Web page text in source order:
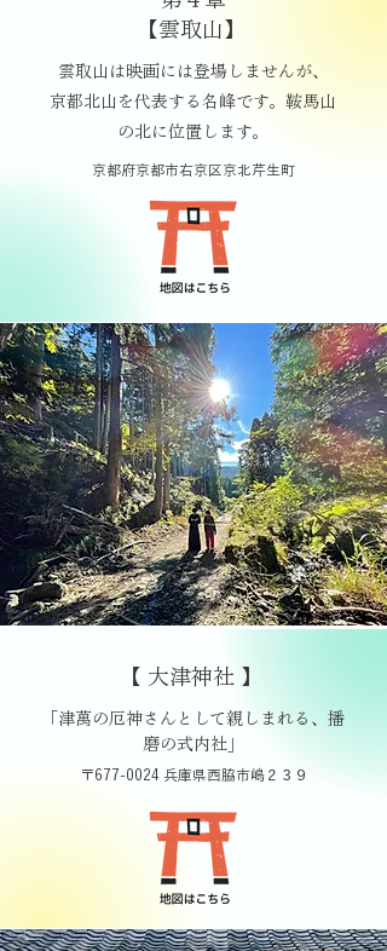
【雲取山】
雲取山は映画には登場しませんが、
京都北山を代表する名峰です。鞍馬山
の北に位置します。
京都府京都市右京区京北芹生町
【 大津神社 】
「津萬の厄神さんとして親しまれる、播
磨の式内社」
〒677-0024 兵庫県西脇市嶋２３９